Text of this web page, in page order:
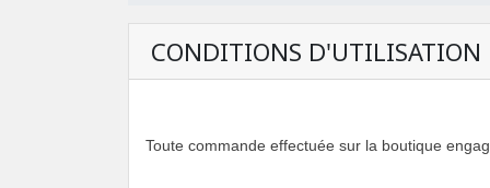
CONDITIONS D'UTILISATION
Toute commande effectuée sur la boutique